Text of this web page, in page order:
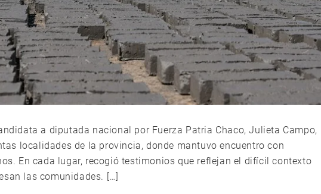
a diputada nacional por Fuerza Patria Chaco, Julieta Campo,
localidades de la provincia, donde mantuvo encuentro con
En cada lugar, recogió testimonios que reflejan el difícil contexto
las comunidades. […]